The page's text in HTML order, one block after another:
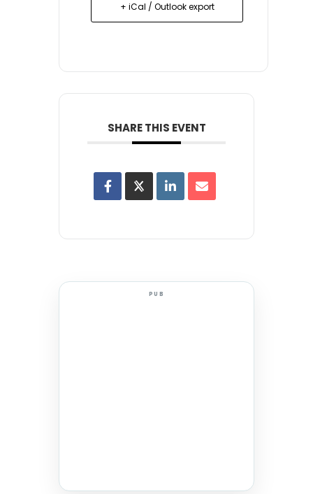
+ iCal / Outlook export
SHARE THIS EVENT
PUB